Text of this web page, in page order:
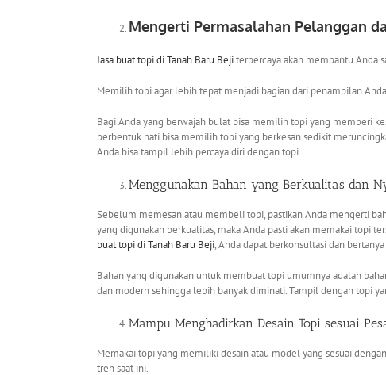
Mengerti Permasalahan Pelanggan
Jasa buat topidi Tanah Baru Bejiterpercaya akan membantu Anda
Memilih topi agar lebih tepat menjadi bagian dari penampilan
Bagi Anda yang berwajah bulat bisa memilih topi yang memberi
berbentuk hati bisa memilih topi yang berkesan sedikit
Anda bisa tampil lebih percaya diri dengan topi.
Menggunakan Bahan yang Berkualitas dan
Sebelum memesan atau membeli topi, pastikan Anda mengerti
yang digunakan berkualitas, maka Anda pasti akan memakai topi
buat topidi Tanah Baru Beji, Anda dapat berkonsultasi dan
Bahan yang digunakan untuk membuat topi umumnya adalah
dan modern sehingga lebih banyak diminati. Tampil dengan topi
Mampu Menghadirkan Desain Topi sesuai
Memakai topi yang memiliki desain atau model yang sesuai
tren saat ini.